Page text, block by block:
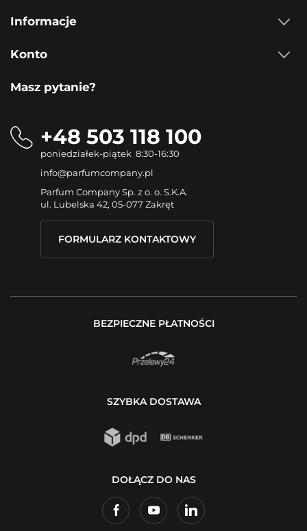
Informacje
Konto
Masz pytanie?
+48 503 118 100
poniedziałek-piątek 8:30-16:30
info@parfumcompany.pl
Parfum Company Sp. z o. o. S.K.A.
ul. Lubelska 42, 05-077 Zakręt
FORMULARZ KONTAKTOWY
BEZPIECZNE PŁATNOŚCI
SZYBKA DOSTAWA
DOŁĄCZ DO NAS